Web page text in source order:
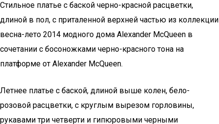
Стильное платье с баской черно-красной расцветки,
длиной в пол, с приталенной верхней частью из коллекции
весна-лето 2014 модного дома Alexander McQueen в
сочетании с босоножками черно-красного тона на
платформе от Alexander McQueen.
Летнее платье с баской, длиной выше колен, бело-
розовой расцветки, с круглым вырезом горловины,
рукавами три четверти и гипюровыми черными